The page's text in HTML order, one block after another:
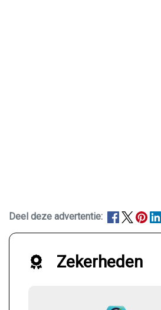
Deel deze advertentie:
Zekerheden